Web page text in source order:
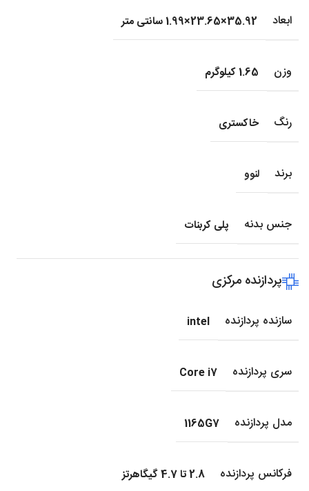
ابعاد 35.92×23.65×1.99 سانتی متر
وزن 1.65 کیلوگرم
رنگ خاکستری
برند لنوو
جنس بدنه پلی کربنات
پردازنده مرکزی
سازنده پردازنده intel
سری پردازنده Core i7
مدل پردازنده 1165G7
فرکانس پردازنده 2.8 تا 4.7 گیگاهرتز